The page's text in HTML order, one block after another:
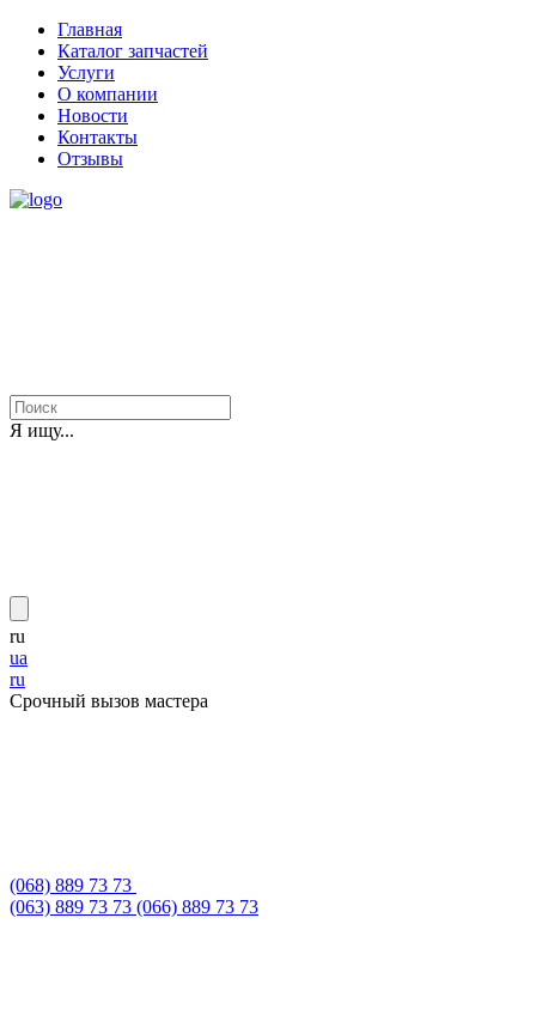
Главная
Каталог запчастей
Услуги
О компании
Новости
Контакты
Отзывы
Я ищу...
ru
ua
ru
Срочный вызов мастера
(068) 889 73 73
(063) 889 73 73 (066) 889 73 73